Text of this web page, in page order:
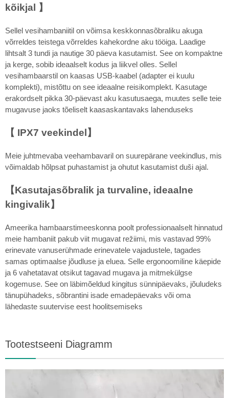
kõikjal 】
Sellel vesihambaniitil on võimsa keskkonnasõbraliku akuga
võrreldes teistega võrreldes kahekordne aku tööiga. Laadige
lihtsalt 3 tundi ja nautige 30 päeva kasutamist. See on kompaktne
ja kerge, sobib ideaalselt kodus ja liikvel olles. Sellel
vesihambaarstil on kaasas USB-kaabel (adapter ei kuulu
komplekti), mistõttu on see ideaalne reisikomplekt. Kasutage
erakordselt pikka 30-päevast aku kasutusaega, muutes selle teie
mugavuse jaoks tõeliselt kaasaskantavaks lahenduseks
【 IPX7 veekindel】
Meie juhtmevaba veehambavaril on suurepärane veekindlus, mis
võimaldab hõlpsat puhastamist ja ohutut kasutamist duši ajal.
【Kasutajasõbralik ja turvaline, ideaalne
kingivalik】
Ameerika hambaarstimeeskonna poolt professionaalselt hinnatud
meie hambaniit pakub viit mugavat režiimi, mis vastavad 99%
erinevate vanuserühmade erinevatele vajadustele, tagades
samas optimaalse jõudluse ja eluea. Selle ergonoomiline käepide
ja 6 vahetatavat otsikut tagavad mugava ja mitmekülgse
kogemuse. See on läbimõeldud kingitus sünnipäevaks, jõuludeks
tänupühadeks, sõbrantini isade emadepäevaks või oma
lähedaste suutervise eest hoolitsemiseks
Tootestseeni Diagramm